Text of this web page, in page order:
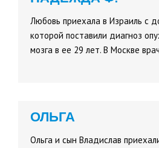
Любовь приехала в Израиль с
которой поставили диагноз
мозга в ее 29 лет. В Москве
ОЛЬГА
Ольга и сын Владислав